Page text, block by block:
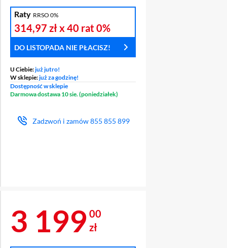
Raty RRSO 0%
314,97 złx 40 rat0%
DO LISTOPADA NIE PŁACISZ!
U Ciebie:już jutro!
W sklepie:już za godzinę!
Dostępność w sklepie
Darmowa dostawa 10 sie. (poniedziałek)
Zadzwoń i zamów855 855 899
Cena 3 199 zł
3 199 00
zł